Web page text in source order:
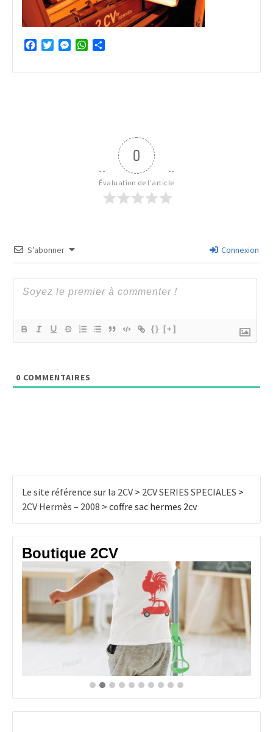
FacebookTwitterMessengerWhatsApp
0
Évaluation de l'article
S’abonner Connexion
{} [+]
0 COMMENTAIRES
Le site référence sur la 2CV > 2CV SERIES SPECIALES >
2CV Hermès – 2008 > coffre sac hermes 2cv
Boutique 2CV